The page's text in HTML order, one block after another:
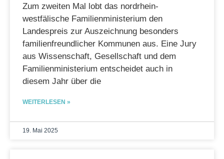
Zum zweiten Mal lobt das nordrhein-
westfälische Familienministerium den
Landespreis zur Auszeichnung besonders
familienfreundlicher Kommunen aus. Eine Jury
aus Wissenschaft, Gesellschaft und dem
Familienministerium entscheidet auch in
diesem Jahr über die
WEITERLESEN »
19. Mai 2025